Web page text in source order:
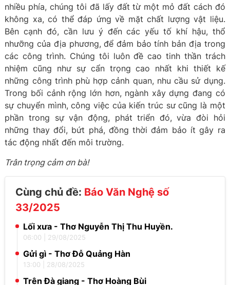
nhiều phía, chúng tôi đã lấy đất từ một mỏ đất cách đó
không xa, có thể đáp ứng về mặt chất lượng vật liệu.
Bên cạnh đó, cần lưu ý đến các yếu tố khí hậu, thổ
nhưỡng của địa phương, để đảm bảo tính bản địa trong
các công trình. Chúng tôi luôn đề cao tinh thần trách
nhiệm cũng như sự cẩn trọng cao nhất khi thiết kế
những công trình phù hợp cảnh quan, nhu cầu sử dụng.
Trong bối cảnh rộng lớn hơn, ngành xây dựng đang có
sự chuyển mình, công việc của kiến trúc sư cũng là một
phần trong sự vận động, phát triển đó, vừa đòi hỏi
những thay đổi, bứt phá, đồng thời đảm bảo ít gây ra
tác động nhất đến môi trường.
Trân trọng cảm ơn bà!
Cùng chủ đề: Báo Văn Nghệ số
33/2025
Lối xưa - Thơ Nguyễn Thị Thu Huyền.
06:00 29/08/2025
Gửi gì - Thơ Đỗ Quảng Hàn
13:00 28/08/2025
Trên Đà giang - Thơ Hoàng Bùi